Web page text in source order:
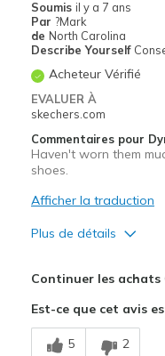
Soumis il y a 7 ans
Par ?Mark
de North Carolina
Describe Yourself
Acheteur Vérifié
EVALUER À
skechers.com
Commentaires pour
Haven't worn them
shoes.
Afficher la traduction
Plus de détails
Stylish
Continuer les achats
Est-ce que cet avis
5 2